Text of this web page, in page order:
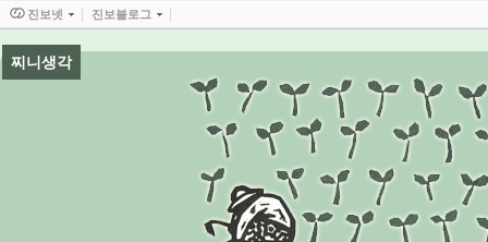
찌니생각
진보넷 진보블로그